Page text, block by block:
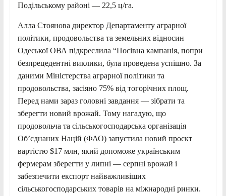
Подільському районі — 22,5 ц/га.
Алла Стоянова директор Департаменту аграрної
політики, продовольства та земельних відносин
Одеської ОВА підкреслила “Посівна кампанія, попри
безпрецедентні виклики, була проведена успішно. За
даними Міністерства аграрної політики та
продовольства, засіяно 75% від тогорічних площ.
Перед нами зараз головні завдання — зібрати та
зберегти новий врожай. Тому нагадую, що
продовольча та сільськогосподарська організація
Об’єднаних Націй (ФАО) запустила новий проєкт
вартістю $17 млн, який допоможе українським
фермерам зберегти у липні — серпні врожай і
забезпечити експорт найважливіших
сільськогосподарських товарів на міжнародні ринки.